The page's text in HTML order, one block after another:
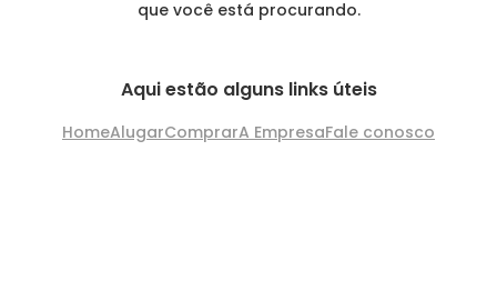
que você está procurando.
Aqui estão alguns links úteis
HomeAlugarComprarA EmpresaFale conosco